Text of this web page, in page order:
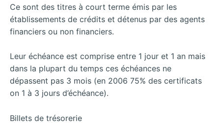
Ce sont des titres à court terme émis par les
établissements de crédits et détenus par des agents
financiers ou non financiers.
Leur échéance est comprise entre 1 jour et 1 an mais
dans la plupart du temps ces échéances ne
dépassent pas 3 mois (en 2006 75% des certificats
on 1 à 3 jours d’échéance).
Billets de trésorerie